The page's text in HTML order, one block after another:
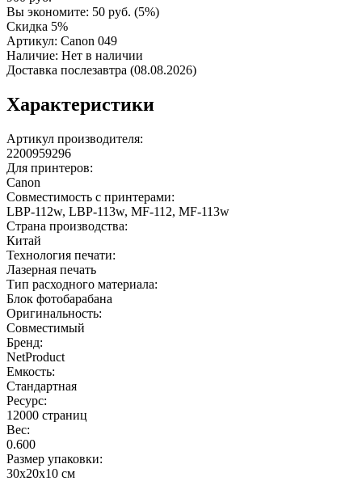
Вы экономите: 50 руб. (5%)
Скидка 5%
Артикул: Canon 049
Наличие: Нет в наличии
Доставка послезавтра (08.08.2026)
Характеристики
Артикул производителя:
2200959296
Для принтеров:
Canon
Совместимость с принтерами:
LBP-112w, LBP-113w, MF-112, MF-113w
Страна производства:
Китай
Технология печати:
Лазерная печать
Тип расходного материала:
Блок фотобарабана
Оригинальность:
Совместимый
Бренд:
NetProduct
Емкость:
Стандартная
Ресурс:
12000 страниц
Вес:
0.600
Размер упаковки:
30x20x10 см